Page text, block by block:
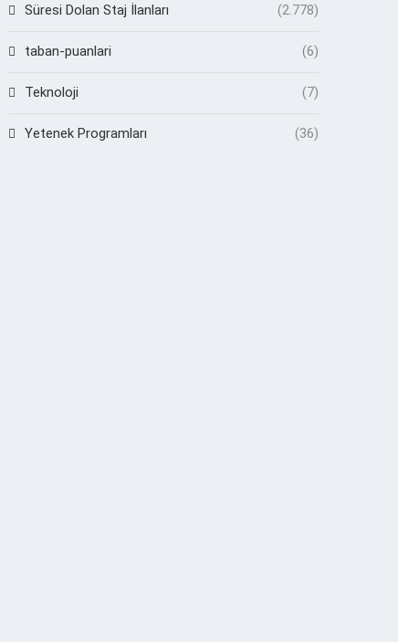
Süresi Dolan Staj İlanları (2.778)
taban-puanlari (6)
Teknoloji (7)
Yetenek Programları (36)